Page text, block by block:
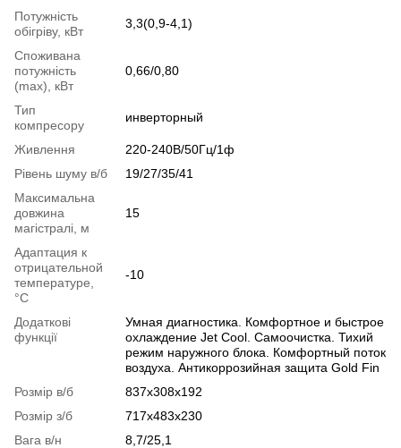
Потужність
обігріву, кВт
3,3(0,9-4,1)
Споживана
потужність
(max), кВт
0,66/0,80
Тип
компресору
инверторный
Живлення
220-240В/50Гц/1ф
Рівень шуму в/б
19/27/35/41
Максимальна
довжина
магістралі, м
15
Адаптация к
отрицательной
температуре,
°C
-10
Додаткові
функції
Умная диагностика. Комфортное и быстрое
охлаждение Jet Cool. Самоочистка. Тихий
режим наружного блока. Комфортный поток
воздуха. Антикоррозийная защита Gold Fin
Розмір в/б
837х308х192
Розмір з/б
717х483х230
Вага в/н
8,7/25,1